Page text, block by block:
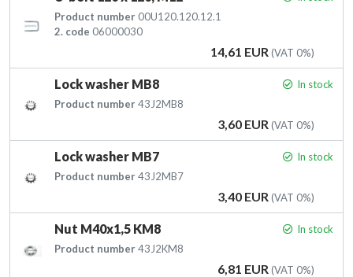
Product number00U120.120.12.1
2. code 06000030
Price
14,61 EUR(VAT 0%)
Lock washer MB8
In stock
Product number43J2MB8
Price
3,60 EUR(VAT 0%)
Lock washer MB7
In stock
Product number43J2MB7
Price
3,40 EUR(VAT 0%)
Nut M40x1,5 KM8
In stock
Product number43J2KM8
Price
6,81 EUR(VAT 0%)